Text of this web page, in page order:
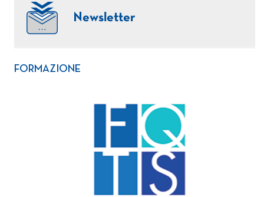
Newsletter
FORMAZIONE